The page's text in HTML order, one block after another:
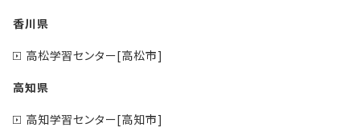
香川県
高松学習センター[高松市]
高知県
高知学習センター[高知市]